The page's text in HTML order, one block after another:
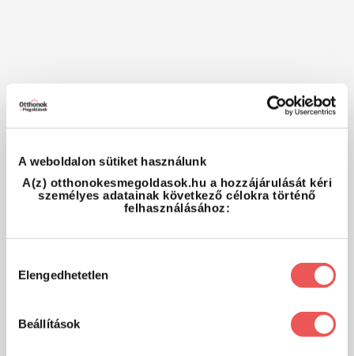
A weboldalon sütiket használunk
A(z) otthonokesmegoldasok.hu a hozzájárulását kéri
személyes adatainak következő célokra történő
felhasználásához:
kiválasztása
Elengedhetetlen
Beállítások